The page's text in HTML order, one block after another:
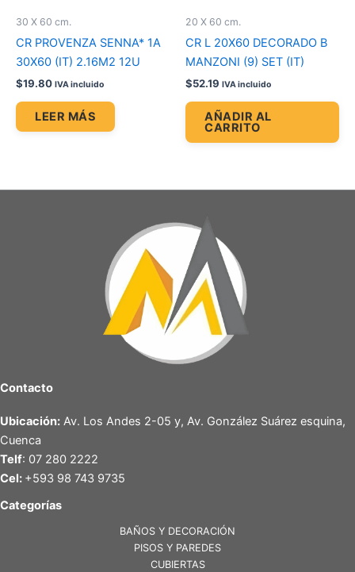
30 X 60 cm.
CR PROVENZA SENNA* 1A
30X60 (IT) 2.16M2 12U
$19.80 IVA incluido
LEER MÁS
20 X 60 cm.
CR L 20X60 DECORADO B
MANZONI (9) SET (IT)
$52.19 IVA incluido
AÑADIR AL
CARRITO
Contacto
Ubicación: Av. Los Andes 2-05 y, Av. González Suárez esquina,
Cuenca
Telf: 07 280 2222
Cel: +593 98 743 9735
Categorías
BAÑOS Y DECORACIÓN
PISOS Y PAREDES
CUBIERTAS